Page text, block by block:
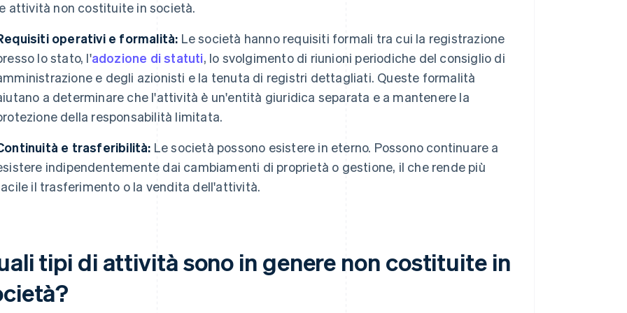
attività non costituite in società.
operativi e formalità: Le società hanno requisiti formali tra cui la registrazione
lo stato, l'adozione di statuti, lo svolgimento di riunioni periodiche del consiglio di
e degli azionisti e la tenuta di registri dettagliati. Queste formalità
a determinare che l'attività è un'entità giuridica separata e a mantenere la
della responsabilità limitata.
e trasferibilità: Le società possono esistere in eterno. Possono continuare a
indipendentemente dai cambiamenti di proprietà o gestione, il che rende più
il trasferimento o la vendita dell'attività.
tipi di attività sono in genere non costituite in